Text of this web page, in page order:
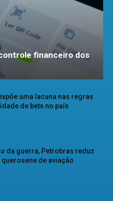
financeiro dos
uma lacuna nas regras
de bets no país
da guerra, Petrobras reduz
de aviação